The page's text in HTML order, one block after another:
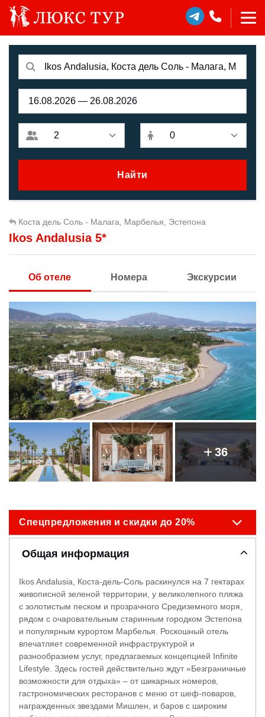
Найти
Коста дель Соль - Малага, Марбелья, Эстепона
Ikos Andalusia 5*
Об отеле Номера Экскурсии
36
Спецпредложения и скидки до 20%
Общая информация
Ikos Andalusia, Коста-дель-Соль раскинулся на 7 гектарах
живописной зеленой территории, у великолепного пляжа
с золотистым песком и прозрачного Средиземного моря,
рядом с очаровательным старинным городком Эстепона
и популярным курортом Марбелья. Роскошный отель
впечатляет современной инфраструктурой и
разнообразием услуг, предлагаемых концепцией Infinite
Lifestyle. Здесь гостей действительно ждут «Безграничные
возможности для отдыха» – от шикарных номеров,
гастрономических ресторанов с меню от шеф-поваров,
награжденных звездами Мишлен, и баров с широким